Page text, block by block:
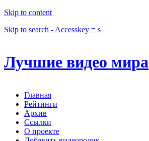
Skip to content
Skip to search - Accesskey = s
Лучшие видео мира
Главная
Рейтинги
Архив
Ссылки
О проекте